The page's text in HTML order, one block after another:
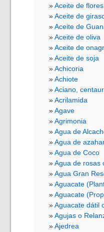
Aceite de
Aceite de
Aceite de
Aceite de oliva
Aceite de
Aceite de soja
Achicoria
Achiote
Aciano,
Acrilamida
Agave
Agrimonia
Agua de
Agua de
Agua de Coco
Agua de rosas
Agua Gran
Aguacate
Aguacate
Aguacate dátil
Agujas o
Ajedrea